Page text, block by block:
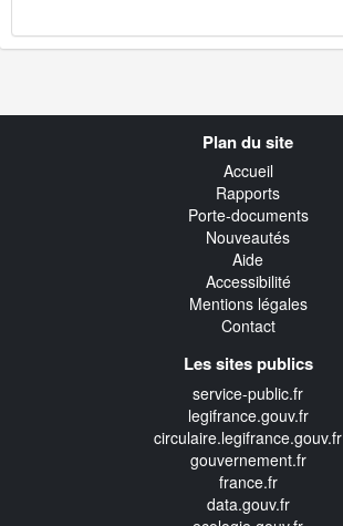
Plan du site
Accueil
Rapports
Porte-documents
Nouveautés
Aide
Accessibilité
Mentions légales
Contact
Les sites publics
service-public.fr
legifrance.gouv.fr
circulaire.legifrance.gouv.fr
gouvernement.fr
france.fr
data.gouv.fr